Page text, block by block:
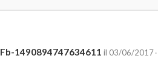
Fb-1490894747634611 il 03/06/2017